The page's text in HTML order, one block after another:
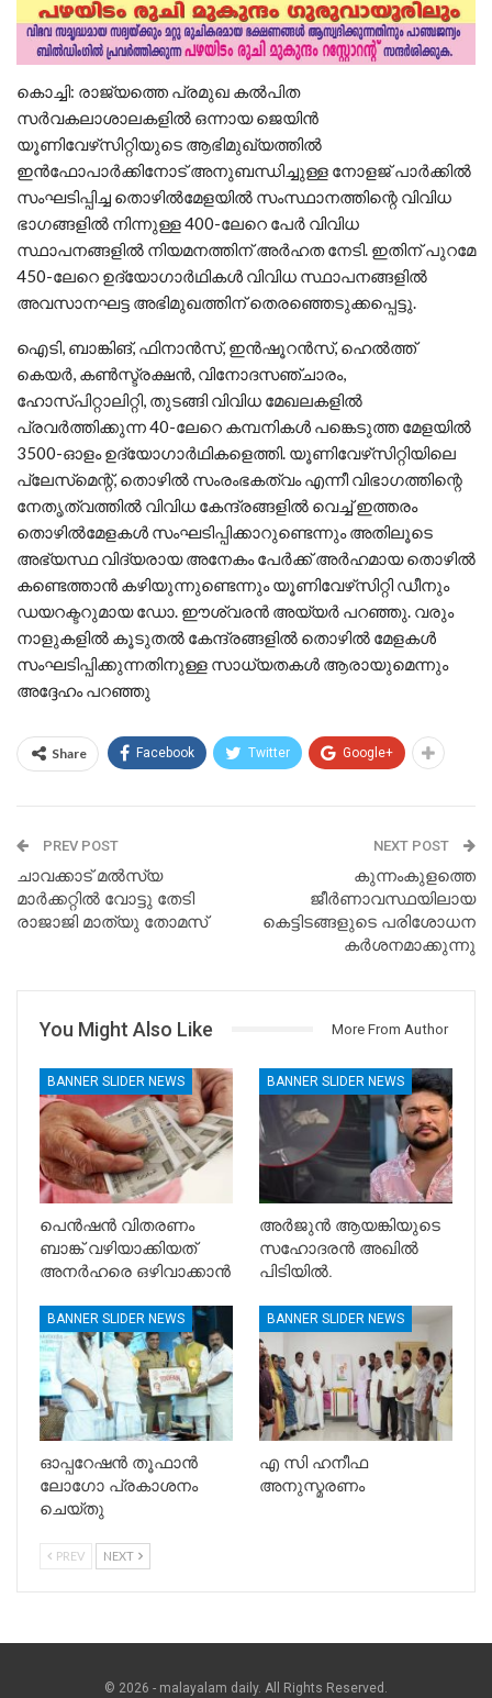
കൊച്ചി: രാജ്യത്തെ പ്രമുഖ കല്‍പിത
സര്‍വകലാശാലകളില്‍ ഒന്നായ ജെയിന്‍
യൂണിവേഴ്‌സിറ്റിയുടെ ആഭിമുഖ്യത്തില്‍
ഇന്‍ഫോപാര്‍ക്കിനോട് അനുബന്ധിച്ചുള്ള നോളജ് പാര്‍ക്കില്‍
സംഘടിപ്പിച്ച തൊഴില്‍മേളയില്‍ സംസ്ഥാനത്തിന്റെ വിവിധ
ഭാഗങ്ങളില്‍ നിന്നുള്ള 400-ലേറെ പേര്‍ വിവിധ
സ്ഥാപനങ്ങളില്‍ നിയമനത്തിന് അര്‍ഹത നേടി. ഇതിന് പുറമേ
450-ലേറെ ഉദ്യോഗാര്‍ഥികള്‍ വിവിധ സ്ഥാപനങ്ങളില്‍
അവസാനഘട്ട അഭിമുഖത്തിന് തെരഞ്ഞെടുക്കപ്പെട്ടു.
ഐടി, ബാങ്കിങ്, ഫിനാന്‍സ്, ഇന്‍ഷൂറന്‍സ്, ഹെല്‍ത്ത്
കെയര്‍, കണ്‍സ്ട്രക്ഷന്‍, വിനോദസഞ്ചാരം,
ഹോസ്പിറ്റാലിറ്റി, തുടങ്ങി വിവിധ മേഖലകളില്‍
പ്രവര്‍ത്തിക്കുന്ന 40-ലേറെ കമ്പനികള്‍ പങ്കെടുത്ത മേളയില്‍
3500-ഓളം ഉദ്യോഗാര്‍ഥികളെത്തി. യൂണിവേഴ്‌സിറ്റിയിലെ
പ്ലേസ്‌മെന്റ്, തൊഴില്‍ സംരംഭകത്വം എന്നീ വിഭാഗത്തിന്റെ
നേതൃത്വത്തില്‍ വിവിധ കേന്ദ്രങ്ങളില്‍ വെച്ച് ഇത്തരം
തൊഴില്‍മേളകള്‍ സംഘടിപ്പിക്കാറുണ്ടെന്നും അതിലൂടെ
അഭ്യസ്ഥ വിദ്യരായ അനേകം പേര്‍ക്ക് അര്‍ഹമായ തൊഴില്‍
കണ്ടെത്താന്‍ കഴിയുന്നുണ്ടെന്നും യൂണിവേഴ്‌സിറ്റി ഡീനും
ഡയറക്ടറുമായ ഡോ. ഈശ്വരന്‍ അയ്യര്‍ പറഞ്ഞു. വരും
നാളുകളില്‍ കൂടുതല്‍ കേന്ദ്രങ്ങളില്‍ തൊഴില്‍ മേളകള്‍
സംഘടിപ്പിക്കുന്നതിനുള്ള സാധ്യതകള്‍ ആരായുമെന്നും
അദ്ദേഹം പറഞ്ഞു
Share Facebook Twitter Google+
PREV POST
ചാവക്കാട് മൽസ്യ
മാർക്കറ്റിൽ വോട്ടു തേടി
രാജാജി മാത്യു തോമസ്
NEXT POST
കുന്നംകുളത്തെ
ജീർണാവസ്ഥയിലായ
കെട്ടിടങ്ങളുടെ പരിശോധന
കർശനമാക്കുന്നു
You Might Also Like More From Author
BANNER SLIDER NEWS
പെൻഷൻ വിതരണം
ബാങ്ക് വഴിയാക്കിയത്
അനർഹരെ ഒഴിവാക്കാൻ
BANNER SLIDER NEWS
അർജുൻ ആയങ്കിയുടെ
സഹോദരൻ അഖിൽ
പിടിയിൽ.
BANNER SLIDER NEWS
ഓപ്പറേഷൻ തൂഫാൻ
ലോഗോ പ്രകാശനം
ചെയ്തു
BANNER SLIDER NEWS
എ സി ഹനീഫ
അനുസ്മരണം
PREV NEXT
© 2026 - malayalam daily. All Rights Reserved.